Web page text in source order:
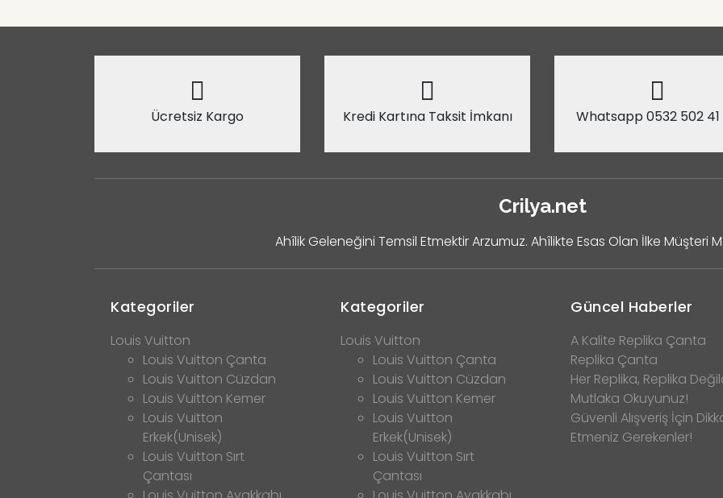
Ücretsiz Kargo Kredi Kartına Taksit İmkanı Whatsapp 0532 502 41
Crilya.net
Ahîlik Geleneğini Temsil Etmektir Arzumuz. Ahîlikte Esas Olan İlke Müşteri
Kategoriler
Louis Vuitton
Louis Vuitton Çanta
Louis Vuitton Cüzdan
Louis Vuitton Kemer
Louis Vuitton
Erkek(Unisek)
Louis Vuitton Sırt
Çantası
Kategoriler
Louis Vuitton
Louis Vuitton Çanta
Louis Vuitton Cüzdan
Louis Vuitton Kemer
Louis Vuitton
Erkek(Unisek)
Louis Vuitton Sırt
Çantası
Güncel Haberler
A Kalite Replika Çanta
Replika Çanta
Her Replika, Replika
Mutlaka Okuyunuz!
Güvenli Alışveriş İçin
Etmeniz Gerekenler!